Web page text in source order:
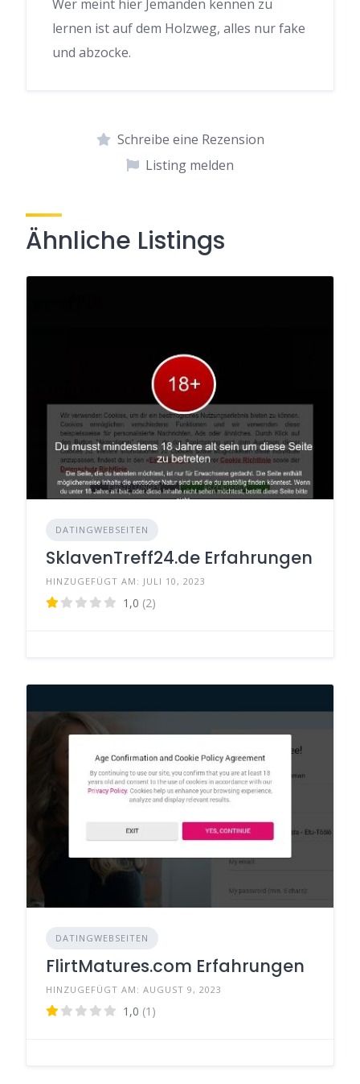
Wer meint hier Jemanden kennen zu
lernen ist auf dem Holzweg, alles nur fake
und abzocke.
Schreibe eine Rezension
Listing melden
Ähnliche Listings
DATINGWEBSEITEN
SklavenTreff24.de Erfahrungen
HINZUGEFÜGT AM: JULI 10, 2023
1,0 (2)
DATINGWEBSEITEN
FlirtMatures.com Erfahrungen
HINZUGEFÜGT AM: AUGUST 9, 2023
1,0 (1)